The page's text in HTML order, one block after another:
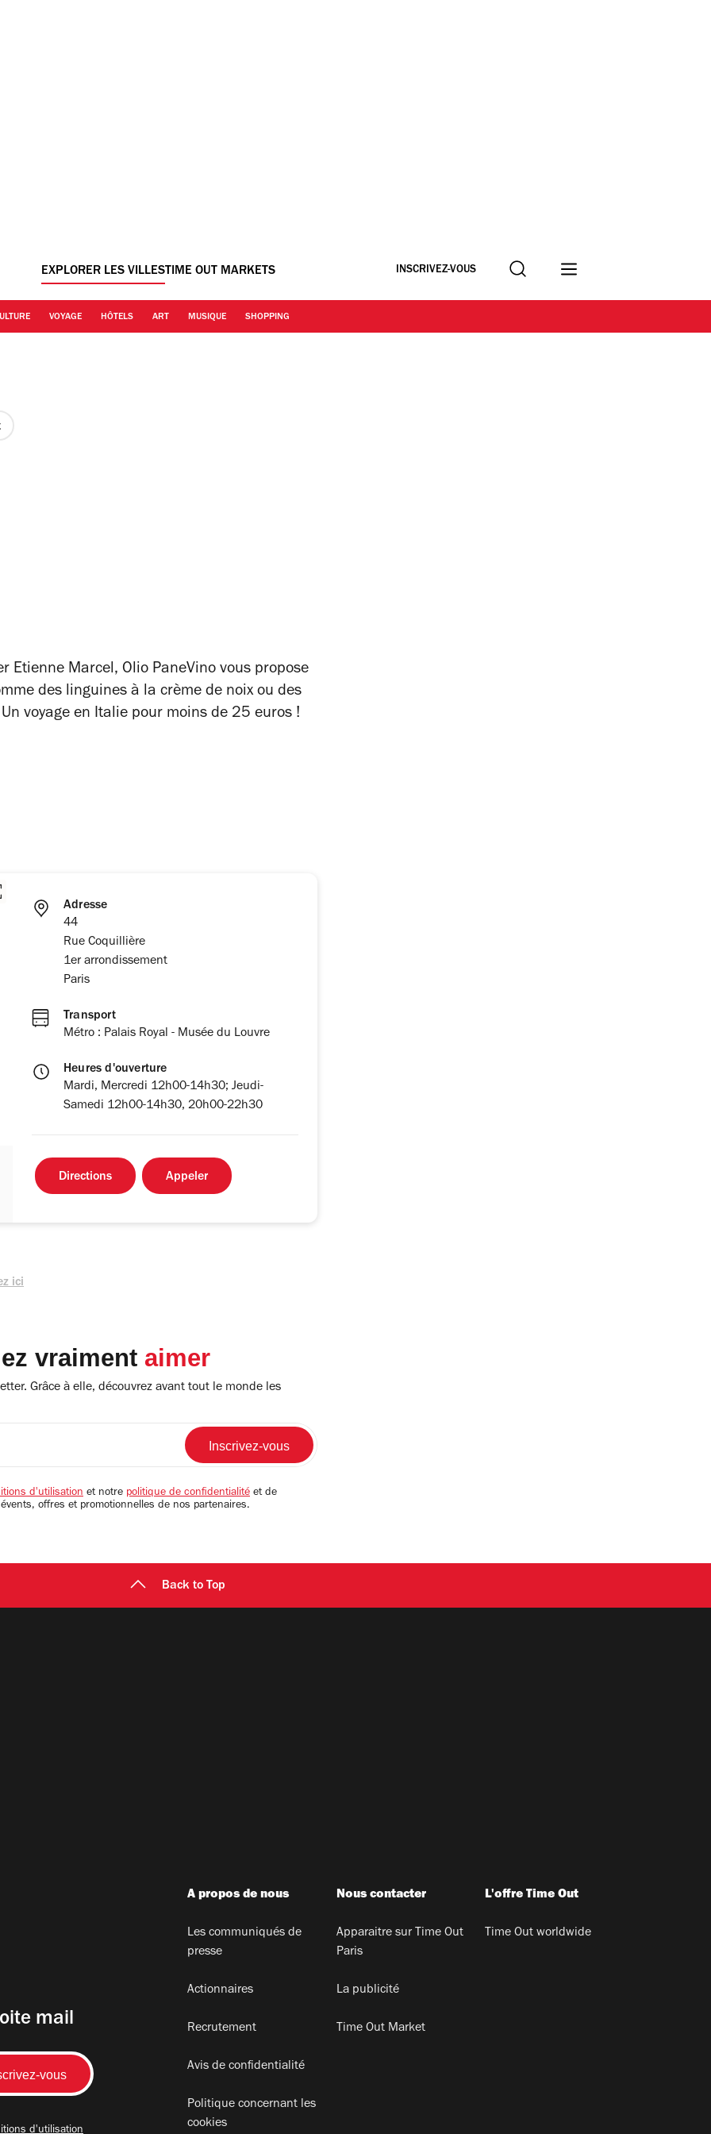
EXPLORER LES VILLESTIME OUT MARKETS INSCRIVEZ-VOUS Recherche
VOYAGE HÔTELS ART MUSIQUE SHOPPING
Marcel, Olio PaneVino vous propose
des linguines à la crème de noix ou des
voyage en Italie pour moins de 25 euros !
Adresse
44
Rue Coquillière
1er arrondissement
Paris
Transport
Métro : Palais Royal - Musée du Louvre
Heures d'ouverture
Mardi, Mercredi 12h00-14h30; Jeudi-
Samedi 12h00-14h30, 20h00-22h30
Directions Appeler
ici
vraiment aimer
Grâce à elle, découvrez avant tout le monde les
d'utilisation et notre politique de confidentialité et de
offres et promotionnelles de nos partenaires.
Back to Top
mail
d'utilisation
A propos de nous
Les communiqués de
presse
Actionnaires
Recrutement
Avis de confidentialité
Politique concernant les
cookies
Nous contacter
Apparaitre sur Time Out
Paris
La publicité
Time Out Market
L'offre Time Out
Time Out worldwide